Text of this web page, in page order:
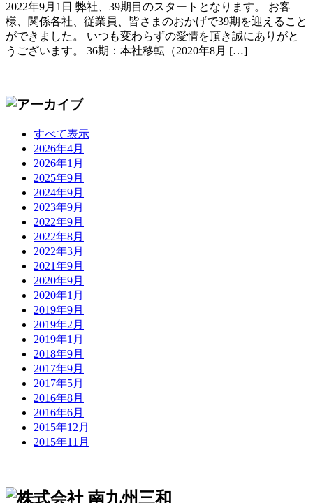
2022年9月1日 弊社、39期目のスタートとなります。 お客
様、関係各社、従業員、皆さまのおかげで39期を迎えること
ができました。 いつも変わらずの愛情を頂き誠にありがと
うございます。 36期：本社移転（2020年8月 […]
すべて表示
2026年4月
2026年1月
2025年9月
2024年9月
2023年9月
2022年9月
2022年8月
2022年3月
2021年9月
2020年9月
2020年1月
2019年9月
2019年2月
2019年1月
2018年9月
2017年9月
2017年5月
2016年8月
2016年6月
2015年12月
2015年11月